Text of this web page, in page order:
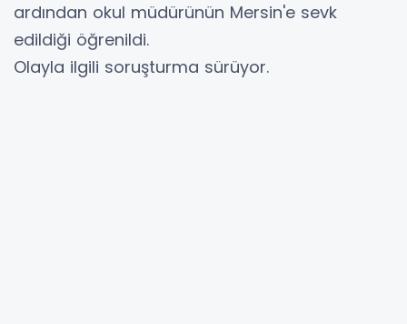
ardından okul müdürünün Mersin'e sevk
edildiği öğrenildi.
Olayla ilgili soruşturma sürüyor.